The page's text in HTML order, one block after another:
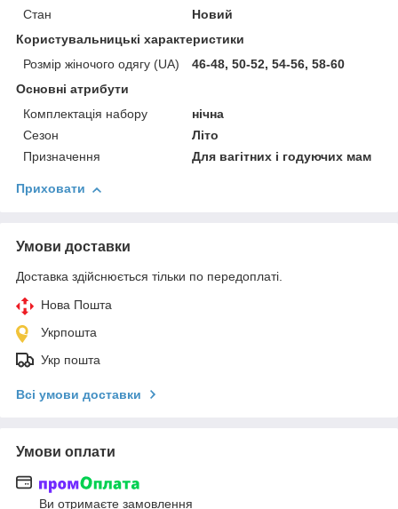
Стан
Новий
Користувальницькі характеристики
Розмір жіночого одягу (UA)
46-48, 50-52, 54-56, 58-60
Основні атрибути
Комплектація набору
нічна
Сезон
Літо
Призначення
Для вагітних і годуючих мам
Приховати
Умови доставки
Доставка здійснюється тільки по передоплаті.
Нова Пошта
Укрпошта
Укр пошта
Всі умови доставки
Умови оплати
Ви отримаєте замовлення